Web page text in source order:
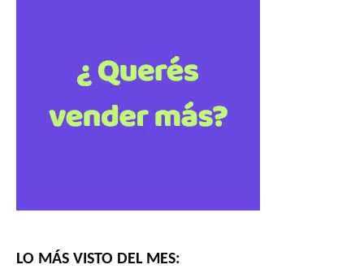
LO MÁS VISTO DEL MES: